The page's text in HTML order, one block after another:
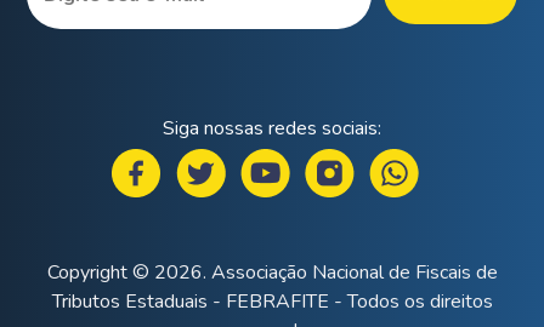
Siga nossas redes sociais:
Copyright © 2026. Associação Nacional de Fiscais de
Tributos Estaduais - FEBRAFITE - Todos os direitos